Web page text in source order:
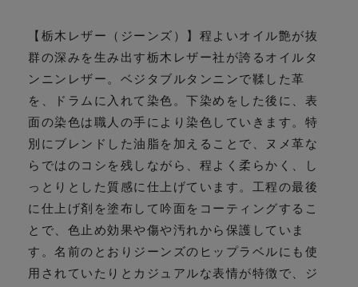
【栃木レザー（ジーンズ）】程よいオイル艶が抜
群の深みを生み出す栃木レザー社が誇るオイルタ
ンニンレザー。ベジタブルタンニンで鞣した革
を、ドラムに入れて染色。下染めをした後に、表
面の染色は職人の手により染色していきます。特
別にブレンドした油脂を加えることで、ヌメ革な
らではのコシを残しながら、程よく柔らかく、し
っとりとした質感に仕上げています。工程の最後
に仕上げ剤を塗布して吟面をコーティングするこ
とで、色止め効果や傷や汚れから保護していま
す。名前のとおりジーンズのヒップラベルにも使
用されていたりとカジュアルな表情が特徴で、ジ